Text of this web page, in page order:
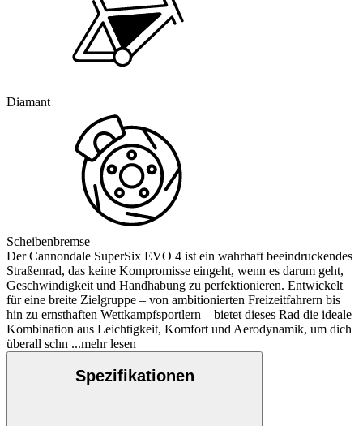
Diamant
Scheibenbremse
Der Cannondale SuperSix EVO 4 ist ein wahrhaft beeindruckendes
Straßenrad, das keine Kompromisse eingeht, wenn es darum geht,
Geschwindigkeit und Handhabung zu perfektionieren. Entwickelt
für eine breite Zielgruppe – von ambitionierten Freizeitfahrern bis
hin zu ernsthaften Wettkampfsportlern – bietet dieses Rad die ideale
Kombination aus Leichtigkeit, Komfort und Aerodynamik, um dich
überall schn ...mehr lesen
Spezifikationen